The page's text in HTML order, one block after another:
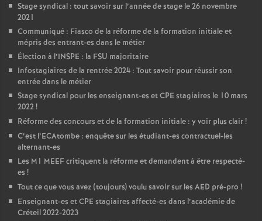
Stage syndical : tout savoir sur l’année de stage le 26 novembre
2021
Communiqué : Fiasco de la réforme de la formation initiale et
mépris des entrant-es dans le métier
Élection à l’INSPE : la FSU majoritaire
Infostagiaires de la rentrée 2024 : Tout savoir pour réussir son
entrée dans le métier
Stage syndical pour les enseignant-es etCPE stagiaires le 10 mars
2022!
Réforme des concours et de la formation initiale : y voir plus clair!
C’est l’ECAtombe : enquête sur les étudiant-es contractuel-les
alternant-es
Les M1 MEEFcritiquent la réforme et demandent à être respecté-
es !
Tout ce que vous avez (toujours) voulu savoir sur les AED pré-pro !
Enseignant-es etCPE stagiaires affecté-es dans l’académie de
Créteil 2022-2023